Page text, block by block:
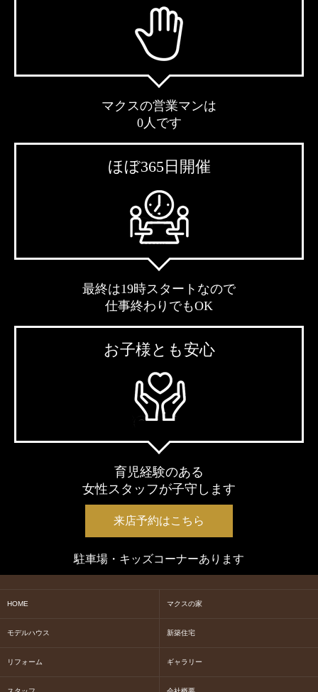
マクスの営業マンは
0人です
ほぼ365日開催
最終は19時スタートなので
仕事終わりでもOK
お子様とも安心
育児経験のある
女性スタッフが子守します
来店予約はこちら
駐車場・キッズコーナーあります
HOME マクスの家
モデルハウス 新築住宅
リフォーム ギャラリー